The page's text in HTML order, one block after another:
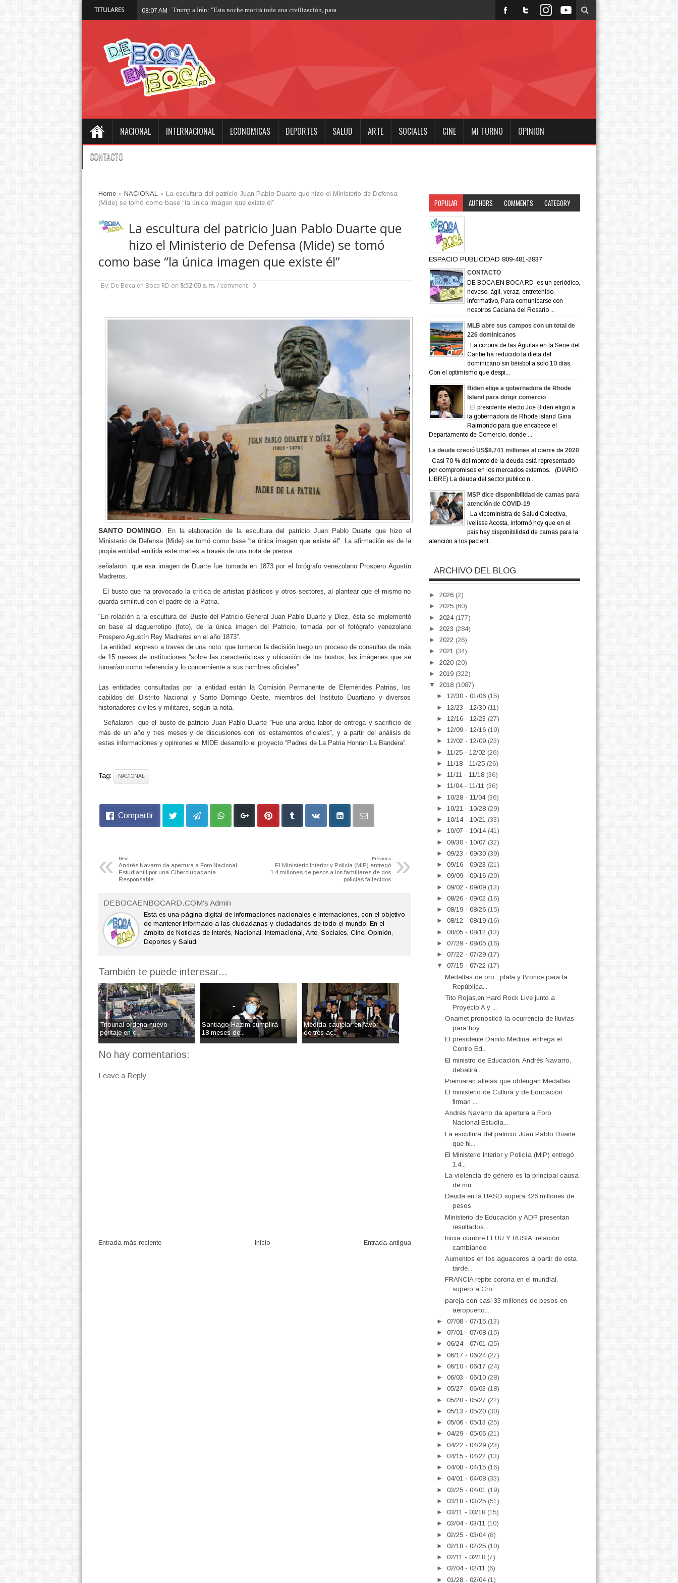
TITULARES 08:07 AM Trump a Irán: "Esta noche morirá toda una civilización, para no volver jamás"
NACIONAL INTERNACIONAL ECONOMICAS DEPORTES SALUD ARTE SOCIALES CINE MI TURNO OPINION
CONTACTO
Home» NACIONAL» La escultura del patricio Juan Pablo Duarte que hizo el Ministerio de Defensa
(Mide) se tomó como base “la única imagen que existe él”
La escultura del patricio Juan Pablo Duarte que
hizo el Ministerio de Defensa (Mide) se tomó
como base “la única imagen que existe él”
By: De Boca en Boca RD on 8:52:00 a. m. / comment : 0
SANTO DOMINGO
En la elaboración de la escultura del patricio Juan Pablo Duarte que hizo el
Ministerio de Defensa (Mide) se tomó como base “la única imagen que existe él”. La afirmación es de la
propia entidad emitida este martes a través de una nota de prensa.
señalaron que esa imagen de Duarte fue tomada en 1873 por el fotógrafo venezolano Prospero Agustín
Madreros.
El busto que ha provocado la crítica de artistas plásticos y otros sectores, al plantear que el mismo no
guarda similitud con el padre de la Patria.
“En relación a la escultura del Busto del Patricio General Juan Pablo Duarte y Díez, ésta se implementó
en base al daguerrotipo (foto), de la única imagen del Patricio, tomada por el fotógrafo venezolano
Prospero Agustín Rey Madreros en el año 1873”.
La entidad expreso a traves de una noto que tomaron la decisión luego un proceso de consultas de más
de 15 meses de instituciones “sobre las características y ubicación de los bustos, las imágenes que se
tomarían como referencia y lo concerniente a sus nombres oficiales”.
Las entidades consultadas por la entidad están la Comisión Permanente de Efemérides Patrias, los
cabildos del Distrito Nacional y Santo Domingo Oeste, miembros del Instituto Duartiano y diversos
historiadores civiles y militares, según la nota.
Señalaron que el busto de patricio Juan Pablo Duarte “Fue una ardua labor de entrega y sacrificio de
más de un año y tres meses y de discusiones con los estamentos oficiales”, y a partir del análisis de
estas informaciones y opiniones el MIDE desarrollo el proyecto “Padres de La Patria Honran La Bandera”.
Tag: NACIONAL
Compartir
« Next
Andrés Navarro da apertura a Foro Nacional
Estudiantil por una Ciberciudadanía
Responsable
»
Previous
El Ministerio Interior y Policía (MIP) entregó
1.4 millones de pesos a los familiares de dos
policías fallecidos
DEBOCAENBOCARD.COM's Admin
Esta es una página digital de informaciones nacionales e internaciones, con el objetivo
de mantener informado a las ciudadanas y ciudadanos de todo el mundo. En el
ámbito de Noticias de interés, Nacional, Internacional, Arte, Sociales, Cine, Opinión,
Deportes y Salud.
También te puede interesar...
Tribunal ordena nuevo
peritaje en c...
Santiago Hazim cumplirá
18 meses de...
Medida cautelar en favor
de tres ac...
No hay comentarios:
Leave a Reply
Entrada más reciente Entrada antigua
Inicio
POPULAR AUTHORS COMMENTS CATEGORY
ESPACIO PUBLICIDAD 809-481-2837
CONTACTO
DE BOCA EN BOCA RD es un periódico,
noveso, ágil, veraz, entretenido,
informativo, Para comunicarse con
nosotros Caciana del Rosario ...
MLB abre sus campos con un total de
226 dominicanos
La corona de las Águilas en la Serie del
Caribe ha reducido la dieta del
dominicano sin béisbol a solo 10 días.
Con el optimismo que despi...
Biden elige a gobernadora de Rhode
Island para dirigir comercio
El presidente electo Joe Biden eligió a
la gobernadora de Rhode Island Gina
Raimondo para que encabece el
Departamento de Comercio, donde ...
La deuda creció US$8,741 millones al cierre de 2020
Casi 70 % del monto de la deuda está representado
por compromisos en los mercados externos. (DIARIO
LIBRE) La deuda del sector público n...
MSP dice disponibilidad de camas para
atención de COVID-19
La viceministra de Salud Colectiva,
Ivelisse Acosta, informó hoy que en el
país hay disponibilidad de camas para la
atención a los pacient...
ARCHIVO DEL BLOG
► 2026 (2)
► 2025 (60)
► 2024 (177)
► 2023 (284)
► 2022 (26)
► 2021 (34)
► 2020 (20)
► 2019 (322)
▼ 2018 (1087)
►12/30 - 01/06 (15)
► 12/23 - 12/30 (11)
► 12/16 - 12/23 (27)
►12/09 - 12/16 (19)
►12/02 - 12/09 (23)
► 11/25 - 12/02 (26)
► 11/18 - 11/25 (26)
►11/11 - 11/18 (36)
►11/04 - 11/11 (36)
► 10/28 - 11/04 (36)
► 10/21 - 10/28 (29)
►10/14 - 10/21 (33)
►10/07 - 10/14 (41)
►09/30 - 10/07 (32)
►09/23 - 09/30 (39)
►09/16 - 09/23 (21)
►09/09 - 09/16 (20)
►09/02 - 09/09 (13)
►08/26 - 09/02 (16)
►08/19 - 08/26 (15)
►08/12 - 08/19 (16)
►08/05 - 08/12 (13)
►07/29 - 08/05 (16)
►07/22 - 07/29 (17)
▼07/15 - 07/22 (17)
Medallas de oro , plata y Bronce para la
República...
Tito Rojas,en Hard Rock Live junto a
Proyecto A y ...
Onamet pronosticó la ocurrencia de lluvias
para hoy
El presidente Danilo Medina, entrega el
Centro Ed...
El ministro de Educación, Andrés Navarro,
debatirá...
Premiaran atletas que obtengan Medallas
El ministerio de Cultura y de Educación
firman ...
Andrés Navarro da apertura a Foro
Nacional Estudia...
La escultura del patricio Juan Pablo Duarte
que hi...
El Ministerio Interior y Policía (MIP) entregó
1.4...
La violencia de género es la principal causa
de mu...
Deuda en la UASD supera 426 millones de
pesos
Ministerio de Educación y ADP presentan
resultados...
Inicia cumbre EEUU Y RUSIA, relación
cambiando
Aumentos en los aguaceros a partir de esta
tarde...
FRANCIA repite corona en el mundial,
supero a Cro...
pareja con casi 33 millones de pesos en
aeropuerto...
►07/08 - 07/15 (13)
►07/01 - 07/08 (15)
►06/24 - 07/01 (25)
►06/17 - 06/24 (27)
►06/10 - 06/17 (24)
►06/03 - 06/10 (28)
►05/27 - 06/03 (18)
►05/20 - 05/27 (22)
►05/13 - 05/20 (30)
►05/06 - 05/13 (25)
►04/29 - 05/06 (21)
►04/22 - 04/29 (23)
►04/15 - 04/22 (13)
►04/08 - 04/15 (16)
►04/01 - 04/08 (33)
►03/25 - 04/01 (19)
►03/18 - 03/25 (51)
►03/11 - 03/18 (15)
►03/04 - 03/11 (10)
►02/25 - 03/04 (8)
►02/18 - 02/25 (10)
►02/11 - 02/18 (7)
►02/04 - 02/11 (6)
►01/28 - 02/04 (1)